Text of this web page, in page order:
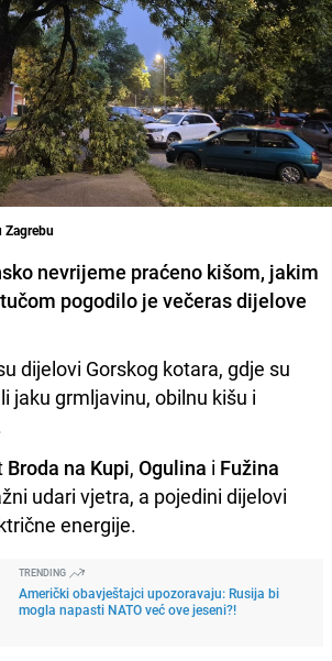
Zagrebu
nevrijeme praćeno kišom, jakim
pogodilo je večeras dijelove
dijelovi Gorskog kotara, gdje su
jaku grmljavinu, obilnu kišu i
Broda na Kupi, Ogulina i Fužina
udari vjetra, a pojedini dijelovi
energije.
TRENDING
Američki obavještajci upozoravaju: Rusija bi
mogla napasti NATO već ove jeseni?!